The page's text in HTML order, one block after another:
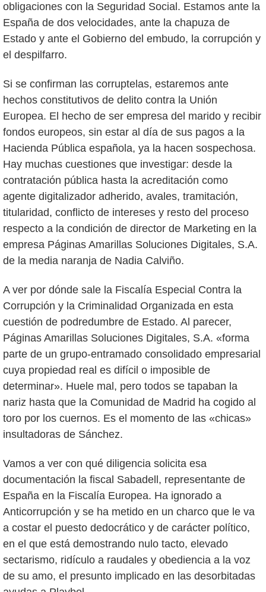
obligaciones con la Seguridad Social. Estamos ante la
España de dos velocidades, ante la chapuza de
Estado y ante el Gobierno del embudo, la corrupción y
el despilfarro.
Si se confirman las corruptelas, estaremos ante
hechos constitutivos de delito contra la Unión
Europea. El hecho de ser empresa del marido y recibir
fondos europeos, sin estar al día de sus pagos a la
Hacienda Pública española, ya la hacen sospechosa.
Hay muchas cuestiones que investigar: desde la
contratación pública hasta la acreditación como
agente digitalizador adherido, avales, tramitación,
titularidad, conflicto de intereses y resto del proceso
respecto a la condición de director de Marketing en la
empresa Páginas Amarillas Soluciones Digitales, S.A.
de la media naranja de Nadia Calviño.
A ver por dónde sale la Fiscalía Especial Contra la
Corrupción y la Criminalidad Organizada en esta
cuestión de podredumbre de Estado. Al parecer,
Páginas Amarillas Soluciones Digitales, S.A. «forma
parte de un grupo-entramado consolidado empresarial
cuya propiedad real es difícil o imposible de
determinar». Huele mal, pero todos se tapaban la
nariz hasta que la Comunidad de Madrid ha cogido al
toro por los cuernos. Es el momento de las «chicas»
insultadoras de Sánchez.
Vamos a ver con qué diligencia solicita esa
documentación la fiscal Sabadell, representante de
España en la Fiscalía Europea. Ha ignorado a
Anticorrupción y se ha metido en un charco que le va
a costar el puesto dedocrático y de carácter político,
en el que está demostrando nulo tacto, elevado
sectarismo, ridículo a raudales y obediencia a la voz
de su amo, el presunto implicado en las desorbitadas